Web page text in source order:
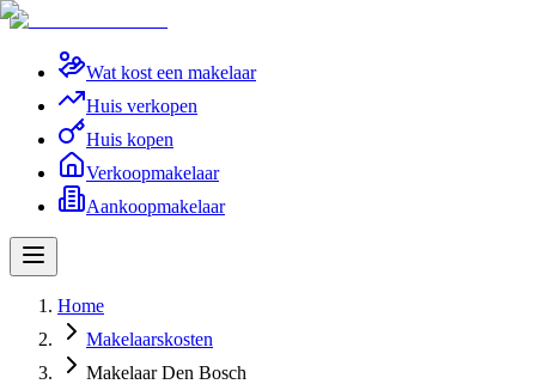
Wat kost een makelaar
Huis verkopen
Huis kopen
Verkoopmakelaar
Aankoopmakelaar
Home
Makelaarskosten
Makelaar Den Bosch